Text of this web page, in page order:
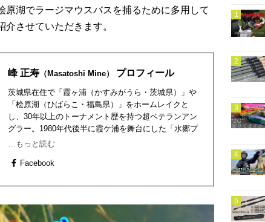
原湖でラージマウスバスを捕るために多用して
させていただきます。
峰 正寿 （Masatoshi Mine） プロフィール
茨城県在住で「霞ヶ浦（かすみがうら・茨城県）」や
「桧原湖（ひばらこ・福島県）」をホームレイクと
し、30年以上のトーナメント歴を持つ超ベテランアン
グラー。1980年代後半に霞ケ浦を舞台にした「水郷プ
ロトーナメント」に出場以来、JBプロとして約30年間
メンターとして活動中。 また「NBCチャプター霞ヶ浦
者」「ボートラッピング」「ロッドメイキング」な
いる。
…もっと読む
Facebook